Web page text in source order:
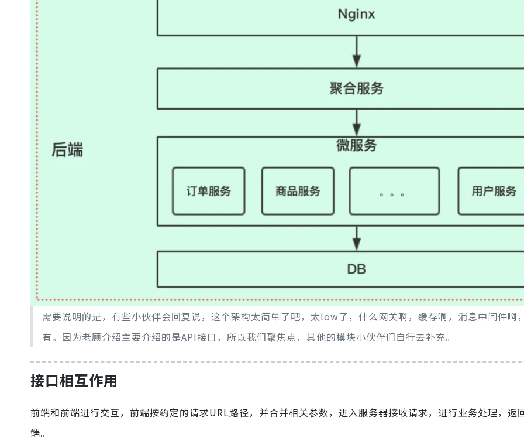
需要说明的是，有些小伙伴会回复说，这个架构太简单了吧，太low了，什么网关啊，缓存啊，消息中间件啊
有。因为老顾介绍主要介绍的是API接口，所以我们聚焦点，其他的模块小伙伴们自行去补充。
接口相互作用
前端和前端进行交互，前端按约定的请求URL路径，并合并相关参数，进入服务器接收请求，进行业务处理，返
端。